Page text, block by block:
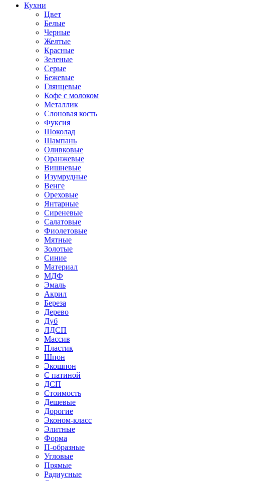
Кухни
Цвет
Белые
Черные
Желтые
Красные
Зеленые
Серые
Бежевые
Глянцевые
Кофе с молоком
Металлик
Слоновая кость
Фуксия
Шоколад
Шампань
Оливковые
Оранжевые
Вишневые
Изумрудные
Венге
Ореховые
Янтарные
Сиреневые
Салатовые
Фиолетовые
Мятные
Золотые
Синие
Материал
МДФ
Эмаль
Акрил
Береза
Дерево
Дуб
ЛДСП
Массив
Пластик
Шпон
Экошпон
С патиной
ДСП
Стоимость
Дешевые
Дорогие
Эконом-класс
Элитные
Форма
П-образные
Угловые
Прямые
Радиусные